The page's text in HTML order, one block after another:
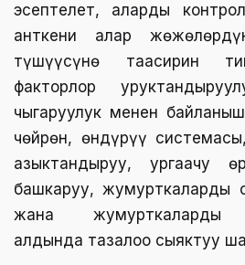
эсептелет, аларды
анткени алар
түшүүсүнө таасирин
факторлор
чыгаруулук менен
чөйрөн, өндүрүү
азыктандыруу, ургаачу
башкаруу, жумурткаларды
жана жумурткаларды
алдында тазалоо сыяктуу